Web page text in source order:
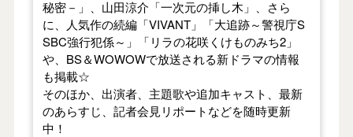
秘密－」、山田涼介「一次元の挿し木」、さら
に、人気作の続編「VIVANT」「大追跡～警視庁S
SBC強行犯係～」「リラの花咲くけものみち2」
や、BS＆WOWOWで放送される新ドラマの情報
も掲載☆
そのほか、出演者、主題歌や追加キャスト、最新
のあらすじ、記者会見リポートなどを随時更新
中！